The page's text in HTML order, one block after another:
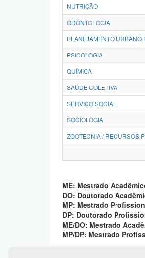
NUTRIÇÃO
ODONTOLOGIA
PLANEJAMENTO URBANO
PSICOLOGIA
QUÍMICA
SAÚDE COLETIVA
SERVIÇO SOCIAL
SOCIOLOGIA
ZOOTECNIA / RECURSOS
ME: Mestrado
DO: Doutorado
MP: Mestrado
DP: Doutorado
ME/DO: Mestrado
MP/DP: Mestrado